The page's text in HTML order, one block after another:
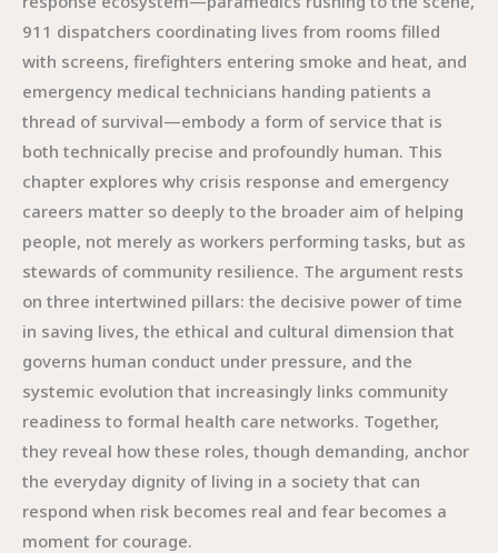
911 dispatchers coordinating lives from rooms filled
with screens, firefighters entering smoke and heat, and
emergency medical technicians handing patients a
thread of survival—embody a form of service that is
both technically precise and profoundly human. This
chapter explores why crisis response and emergency
careers matter so deeply to the broader aim of helping
people, not merely as workers performing tasks, but as
stewards of community resilience. The argument rests
on three intertwined pillars: the decisive power of time
in saving lives, the ethical and cultural dimension that
governs human conduct under pressure, and the
systemic evolution that increasingly links community
readiness to formal health care networks. Together,
they reveal how these roles, though demanding, anchor
the everyday dignity of living in a society that can
respond when risk becomes real and fear becomes a
moment for courage.